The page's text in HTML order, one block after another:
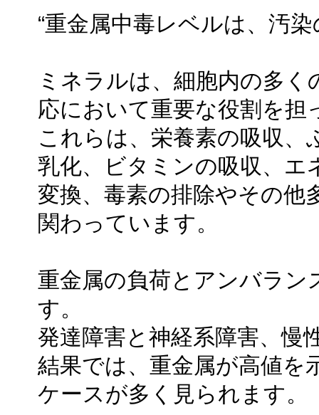
“重金属中毒レベルは、汚
ミネラルは、細胞内の多く
応において重要な役割を担
これらは、栄養素の吸収、
乳化、ビタミンの吸収、エ
変換、毒素の排除やその他
関わっています。
重金属の負荷とアンバラ
す。
発達障害と神経系障害、慢
結果では、重金属が高値を
ケースが多く見られます。